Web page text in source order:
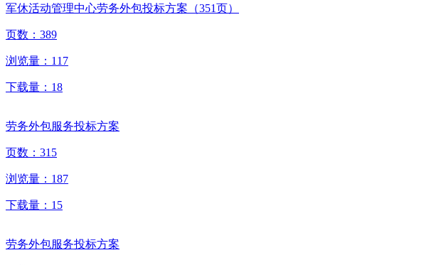
军休活动管理中心劳务外包投标方案（351页）
页数： 389
浏览量： 117
下载量： 18
劳务外包服务投标方案
页数： 315
浏览量： 187
下载量： 15
劳务外包服务投标方案